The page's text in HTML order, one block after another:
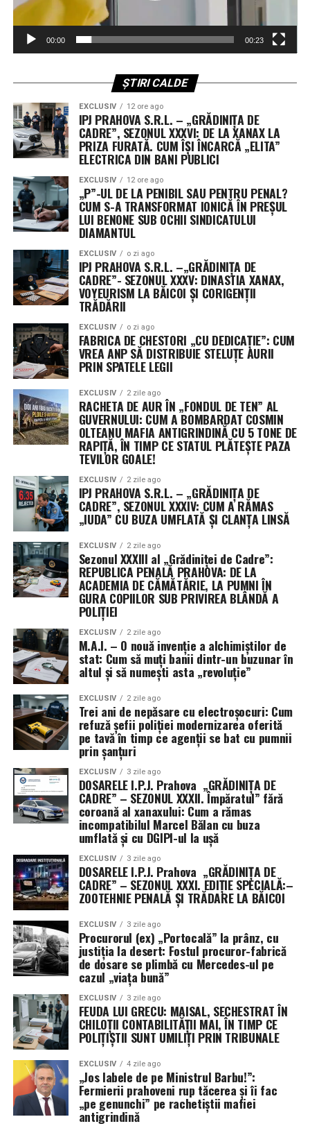
evoluțiilor imprevizibile din teatrele de operațiuni.
Revoluția „Flatellites”: Rocket Lab propune o
Dintre contractorii anunțați, Rocket Lab se detașează cu
o cotă de 397 de milioane de dolari. Compania cu sediul
în California va dezvolta și opera o constelație de
„Flatellites” – un design revoluționar de sateliți plați,
optimizați pentru comunicare de mare bandă și latență
scăzută.
Aceste platforme orbitale vor fi transportate în spațiu
de noua rachetă Neutron, un lansator de clasă grea
programat pentru primul zbor spre finalul acestui an,
de la complexul din Wallops Island, Virginia. Designul
plat permite optimizarea spațiului în interiorul rachetei,
facilitând desfășurarea rapidă a unor rețele vaste de
senzori, esențiale pentru detectarea țintelor mobile în
timp real.
Misterul celui de-al treilea jucător: Securitatea
operațională ascunde identitatea unor contractori
cheie
Un aspect neobișnuit al acestui anunț este menținerea
sub anonimat a celui de-al treilea beneficiar al
contractului. Purtătorii de cuvânt ai comandamentului
au precizat că decizia este dictată strict de protocoalele
de securitate operațională (OPSEC), menite să protejeze
profilurile misiunilor sensibile și capacitățile specifice
dezvoltate.
Această practică a Pentagonului, de a ascunde detaliile
despre contractori și valorile exacte ale premiilor,
devine din ce în ce mai frecventă. Justificarea oficială
este nevoia de a preveni transferul de informații
strategice către puteri rivale precum China. Utilizarea
unor vehicule contractuale non-tradiționale permite
ocolirea cerințelor standard de raportare publică,
oferind armatei o mai mare libertate de mișcare, dar și
un grad sporit de discreție în cursa pentru supremație
tehnologică în spațiul cosmic.
00:00 00:23
ȘTIRI CALDE
EXCLUSIV 12 ore ago
IPJ PRAHOVA S.R.L. – „GRĂDINIȚA DE
CADRE”, SEZONUL XXXVI: DE LA XANAX LA
PRIZA FURATĂ. CUM ÎȘI ÎNCARCĂ „ELITA”
ELECTRICA DIN BANI PUBLICI
EXCLUSIV 12 ore ago
„P”-UL DE LA PENIBIL SAU PENTRU PENAL?
CUM S-A TRANSFORMAT IONICĂ ÎN PREȘUL
LUI BENONE SUB OCHII SINDICATULUI
DIAMANTUL
EXCLUSIV o zi ago
IPJ PRAHOVA S.R.L. –„GRĂDINIȚA DE
CADRE”- SEZONUL XXXV: DINASTIA XANAX,
VOYEURISM LA BĂICOI ȘI CORIGENȚII
TRĂDĂRII
EXCLUSIV o zi ago
FABRICA DE CHESTORI „CU DEDICAȚIE”: CUM
VREA ANP SĂ DISTRIBUIE STELUȚE AURII
PRIN SPATELE LEGII
EXCLUSIV 2 zile ago
RACHETA DE AUR ÎN „FONDUL DE TEN” AL
GUVERNULUI: CUM A BOMBARDAT COSMIN
OLTEANU MAFIA ANTIGRINDINĂ CU 5 TONE DE
RAPIȚĂ, ÎN TIMP CE STATUL PLĂTEȘTE PAZA
TEVILOR GOALE!
EXCLUSIV 2 zile ago
IPJ PRAHOVA S.R.L. – „GRĂDINIȚA DE
CADRE”, SEZONUL XXXIV: CUM A RĂMAS
„IUDA” CU BUZA UMFLATĂ ȘI CLANȚA LINSĂ
EXCLUSIV 2 zile ago
Sezonul XXXIII al „Grădiniței de Cadre”:
REPUBLICA PENALĂ PRAHOVA: DE LA
ACADEMIA DE CĂMĂTĂRIE, LA PUMNI ÎN
GURA COPIILOR SUB PRIVIREA BLÂNDĂ A
POLIȚIEI
EXCLUSIV 2 zile ago
M.A.I. – O nouă invenție a alchimiștilor de
stat: Cum să muți banii dintr-un buzunar în
altul și să numești asta „revoluție”
EXCLUSIV 2 zile ago
Trei ani de nepăsare cu electroșocuri: Cum
refuză șefii poliției modernizarea oferită
pe tavă în timp ce agenții se bat cu pumnii
prin șanțuri
EXCLUSIV 3 zile ago
DOSARELE I.P.J. Prahova „GRĂDINIȚA DE
CADRE” – SEZONUL XXXII. Împăratul” fără
coroană al xanaxului: Cum a rămas
incompatibilul Marcel Bălan cu buza
umflată și cu DGIPI-ul la ușă
EXCLUSIV 3 zile ago
DOSARELE I.P.J. Prahova „GRĂDINIȚA DE
CADRE” – SEZONUL XXXI. EDIȚIE SPECIALĂ:–
ZOOTEHNIE PENALĂ ȘI TRĂDARE LA BĂICOI
EXCLUSIV 3 zile ago
Procurorul (ex) „Portocală” la prânz, cu
justiția la desert: Fostul procuror-fabrică
de dosare se plimbă cu Mercedes-ul pe
cazul „viața bună”
EXCLUSIV 3 zile ago
FEUDA LUI GRECU: MAISAL, SECHESTRAT ÎN
CHILOȚII CONTABILITĂȚII MAI, ÎN TIMP CE
POLIȚIȘTII SUNT UMILIȚI PRIN TRIBUNALE
EXCLUSIV 4 zile ago
„Jos labele de pe Ministrul Barbu!”:
Fermierii prahoveni rup tăcerea și îi fac
„pe genunchi” pe rachetiștii mafiei
antigrindină